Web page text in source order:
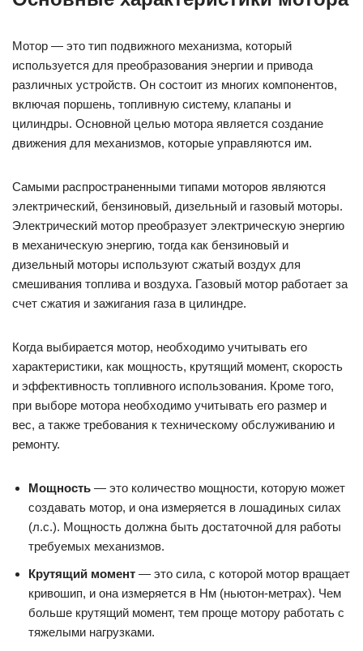
Электрический мотор преобразует электрическую энергию
дизельный моторы используют сжатый воздух для
смешивания топлива и воздуха. Газовый мотор работает за
счет сжатия и зажигания газа в цилиндре.
Когда выбирается мотор, необходимо учитывать его
характеристики, как мощность, крутящий момент, скорость
при выборе мотора необходимо учитывать его размер и
вес, а также требования к техническому обслуживанию и
ремонту.
— это количество мощности, которую может
создавать мотор, и она измеряется в лошадиных силах
(л.с.). Мощность должна быть достаточной для работы
— это сила, с которой мотор вращает
кривошип, и она измеряется в Нм (ньютон-метрах). Чем
больше крутящий момент, тем проще мотору работать с
тяжелыми нагрузками.
Скорость
более высокую мощность, но может привести к более
быстрому износу мотора.
Эффективность топливного использования— это то,
насколько эффективно мотор использует топливо.
Более эффективный мотор потребляет меньше топлива
и имеет меньшие эксплуатационные расходы.
Основные характеристики